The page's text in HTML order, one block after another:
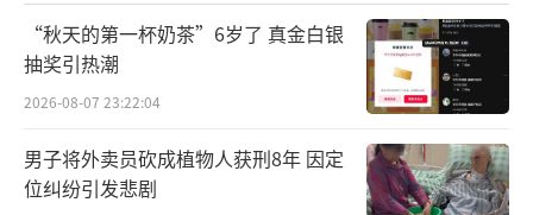
“秋天的第一杯奶茶”6岁了 真金白银
抽奖引热潮
2026-08-07 23:22:04
男子将外卖员砍成植物人获刑8年 因定
位纠纷引发悲剧